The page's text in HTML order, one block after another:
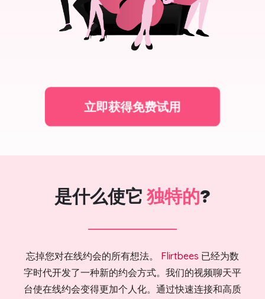
立即获得免费试用
是什么使它 独特的?
忘掉您对在线约会的所有想法。 Flirtbees 已经为数
字时代开发了一种新的约会方式。我们的视频聊天平
台使在线约会变得更加个人化。通过快速连接和高质